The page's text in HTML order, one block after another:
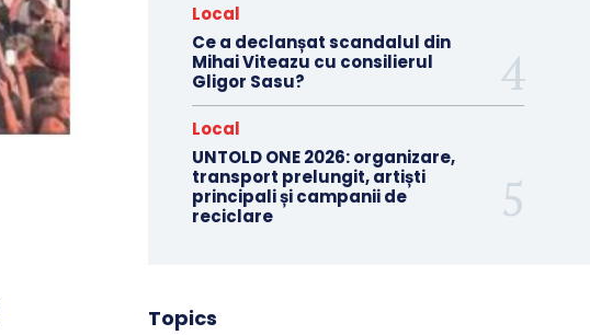
Local
Ce a declanșat scandalul din
Mihai Viteazu cu consilierul
Gligor Sasu?
Local
UNTOLD ONE 2026: organizare,
transport prelungit, artiști
principali și campanii de
reciclare
Topics